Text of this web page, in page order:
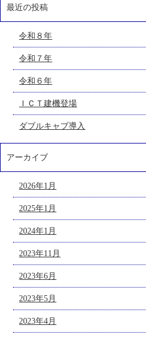
最近の投稿
令和８年
令和７年
令和６年
ＩＣＴ建機登場
ダブルキャブ導入
アーカイブ
2026年1月
2025年1月
2024年1月
2023年11月
2023年6月
2023年5月
2023年4月